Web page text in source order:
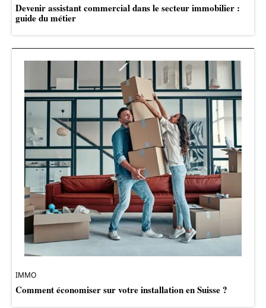
Devenir assistant commercial dans le secteur immobilier :
guide du métier
IMMO
Comment économiser sur votre installation en Suisse ?